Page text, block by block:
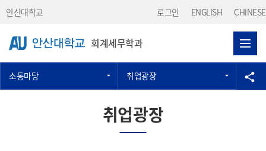
Skip Menu
안산대학교 로그인 ENGLISH CHINESE
회계세무학과
소통마당 취업광장 공
share
취업광장